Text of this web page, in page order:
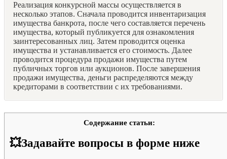
Реализация конкурсной массы осуществляется в
несколько этапов. Сначала проводится инвентаризация
имущества банкрота, после чего составляется перечень
имущества, который публикуется для ознакомления
заинтересованных лиц. Затем проводится оценка
имущества и устанавливается его стоимость. Далее
проводится процедура продажи имущества путем
публичных торгов или аукционов. После завершения
продажи имущества, деньги распределяются между
кредиторами в соответствии с их требованиями.
Содержание статьи:
💥Задавайте вопросы в форме ниже